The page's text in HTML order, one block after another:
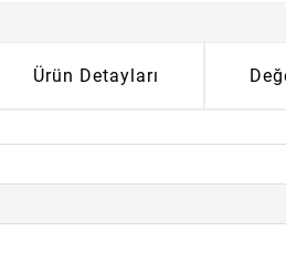
Ürün Detayları